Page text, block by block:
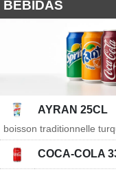
BEBIDAS
AYRAN 25CL
boisson traditionnelle
COCA-COLA